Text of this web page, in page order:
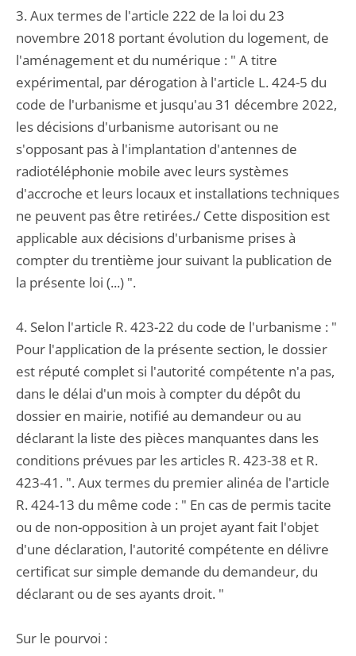
3. Aux termes de l'article 222 de la loi du 23
novembre 2018 portant évolution du logement, de
l'aménagement et du numérique : " A titre
expérimental, par dérogation à l'article L. 424-5 du
code de l'urbanisme et jusqu'au 31 décembre 2022,
les décisions d'urbanisme autorisant ou ne
s'opposant pas à l'implantation d'antennes de
radiotéléphonie mobile avec leurs systèmes
d'accroche et leurs locaux et installations techniques
ne peuvent pas être retirées./ Cette disposition est
applicable aux décisions d'urbanisme prises à
compter du trentième jour suivant la publication de
la présente loi (...) ".
4. Selon l'article R. 423-22 du code de l'urbanisme : "
Pour l'application de la présente section, le dossier
est réputé complet si l'autorité compétente n'a pas,
dans le délai d'un mois à compter du dépôt du
dossier en mairie, notifié au demandeur ou au
déclarant la liste des pièces manquantes dans les
conditions prévues par les articles R. 423-38 et R.
423-41. ". Aux termes du premier alinéa de l'article
R. 424-13 du même code : " En cas de permis tacite
ou de non-opposition à un projet ayant fait l'objet
d'une déclaration, l'autorité compétente en délivre
certificat sur simple demande du demandeur, du
déclarant ou de ses ayants droit. "
Sur le pourvoi :